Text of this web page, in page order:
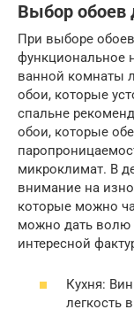
Выбор обоев
При выборе
функциональное
ванной комнаты
обои, которые
спальне
обои, которые
микроклимат. В
внимание на
которые можно
можно дать волю
интересной
Кухня:
легкость